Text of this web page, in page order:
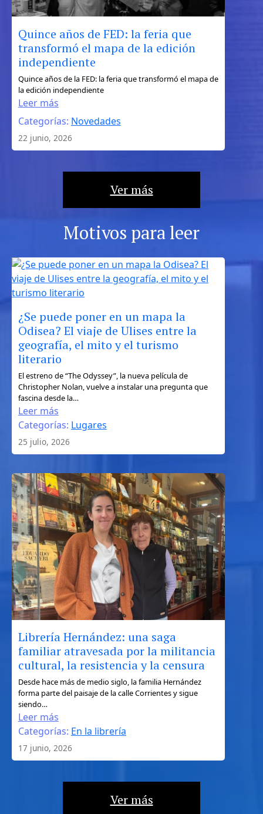
Quince años de FED: la feria que
transformó el mapa de la edición
independiente
Quince años de la FED: la feria que transformó el mapa de
la edición independiente
Leer más
:
Quince
años
de
FED:
la
edición
independiente
Categorías: Novedades
22 junio, 2026
Ver más
Motivos para leer
¿Se puede poner en un mapa la
Odisea? El viaje de Ulises entre la
geografía, el mito y el turismo
literario
El estreno de “The Odyssey”, la nueva película de
Christopher Nolan, vuelve a instalar una pregunta que
fascina desde la…
Leer más
:
¿Se
puede
poner
un
la
Odisea?
El
viaje
de
Ulises
entre
la
geografía,
el
mito
y
el
turismo
literario
Categorías: Lugares
25 julio, 2026
Librería Hernández: una saga
familiar atravesada por la militancia
cultural, la resistencia y la censura
Desde hace más de medio siglo, la familia Hernández
forma parte del paisaje de la calle Corrientes y sigue
siendo…
Leer más
:
Librería
Hernández:
una
familiar
Categorías: En la librería
17 junio, 2026
Ver más